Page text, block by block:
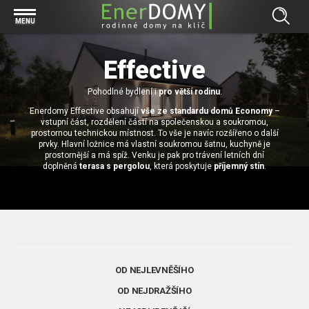
MENU
Prohlížet vše v kategorii Bungalovy
Concept
Exclusive
Effective
Economy
Prohlížet vše v kategorii Projekty
Individuální projekty
Typové řešení
Prohlížet vše v kategorii Technologie
Základová deska
Technologie domu
Zděné domy na klíč
Prohlížet vše v kategorii Kontakt
Pracovní pozice
Prohlížet vše v kategorii Magazín
7 důvodů, proč si zvolit bungalov
Výhody a nevýhody dřevostaveb a zděných domů
Přízemní rodinné domy
RD Zhoř u Jihlavy
Effective
Pohodlné bydlení ipro větší rodinu.
Enerdomy Effective obsahují vše ze standardu domů Economy–
vstupní část, rozdělení částí na společenskou a soukromou,
prostornou technickou místnost. To vše je navíc rozšířeno o další
prvky. Hlavní ložnice má vlastní soukromou šatnu, kuchyně je
prostornější a má spíž. Venku je pak pro trávení letních dní
doplněnáterasa s pergolou, která poskytujepříjemný stín.
OD NEJLEVNĚŠÍHO
OD NEJDRAŽŠÍHO